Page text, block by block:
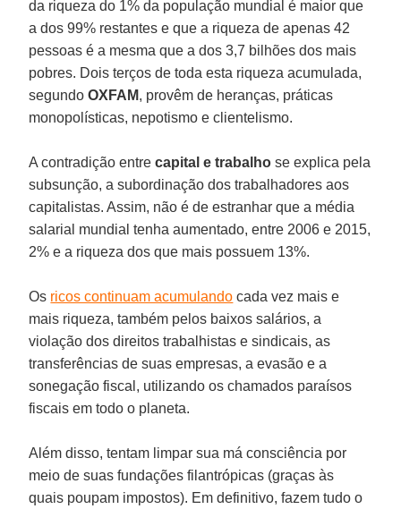
da riqueza do 1% da população mundial é maior que
a dos 99% restantes e que a riqueza de apenas 42
pessoas é a mesma que a dos 3,7 bilhões dos mais
pobres. Dois terços de toda esta riqueza acumulada,
segundoOXFAM, provêm de heranças, práticas
monopolísticas, nepotismo e clientelismo.
A contradição entrecapital e trabalho se explica pela
subsunção, a subordinação dos trabalhadores aos
capitalistas. Assim, não é de estranhar que a média
salarial mundial tenha aumentado, entre 2006 e 2015,
2% e a riqueza dos que mais possuem 13%.
Os ricos continuam acumulando cada vez mais e
mais riqueza, também pelos baixos salários, a
violação dos direitos trabalhistas e sindicais, as
transferências de suas empresas, a evasão e a
sonegação fiscal, utilizando os chamados paraísos
fiscais em todo o planeta.
Além disso, tentam limpar sua má consciência por
meio de suas fundações filantrópicas (graças às
quais poupam impostos). Em definitivo, fazem tudo o